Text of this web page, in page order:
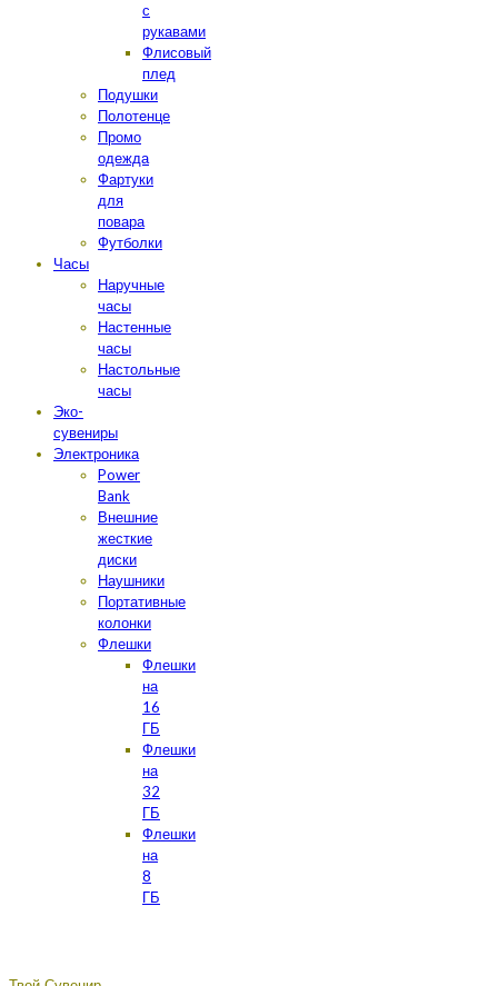
с
рукавами
Флисовый
плед
Подушки
Полотенце
Промо
одежда
Фартуки
для
повара
Футболки
Часы
Наручные
часы
Настенные
часы
Настольные
часы
Эко-
сувениры
Электроника
Power
Bank
Внешние
жесткие
диски
Наушники
Портативные
колонки
Флешки
Флешки
на
16
ГБ
Флешки
на
32
ГБ
Флешки
на
8
ГБ